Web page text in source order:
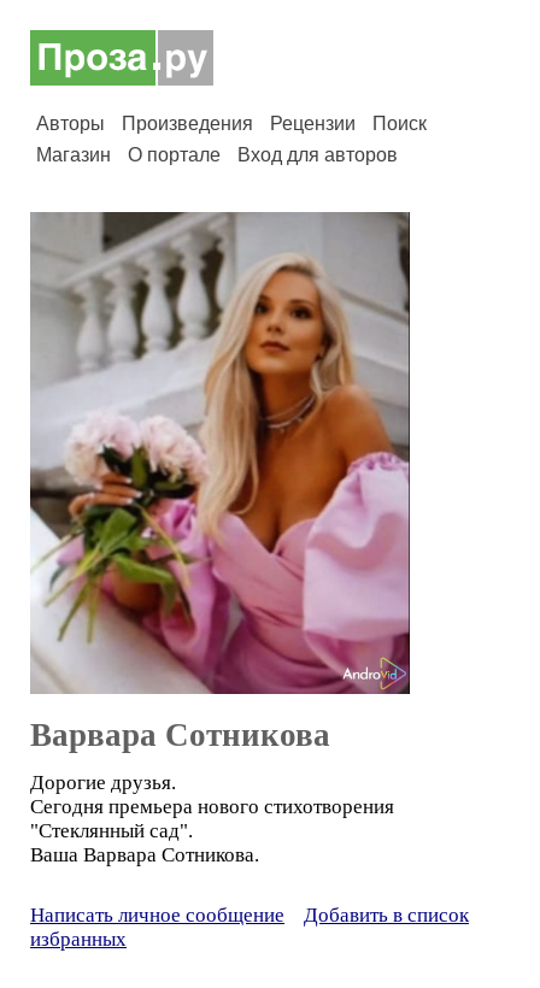
Авторы Произведения Рецензии
Поиск
Магазин
О портале Вход для авторов
Варвара Сотникова
Дорогие друзья.
Сегодня премьера нового стихотворения
"Стеклянный сад".
Ваша Варвара Сотникова.
Написать личное сообщение
Добавить в список
избранных